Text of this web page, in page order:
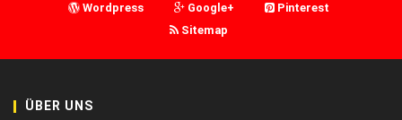
Wordpress Google+
Pinterest
Sitemap
ÜBER UNS